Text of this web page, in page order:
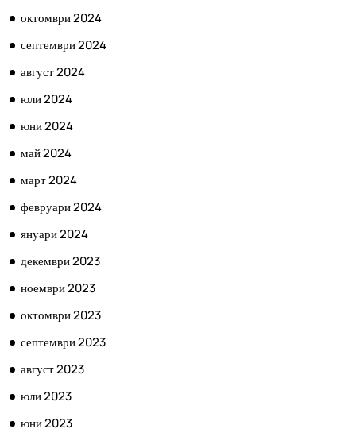
октомври 2024
септември 2024
август 2024
юли 2024
юни 2024
май 2024
март 2024
февруари 2024
януари 2024
декември 2023
ноември 2023
октомври 2023
септември 2023
август 2023
юли 2023
юни 2023